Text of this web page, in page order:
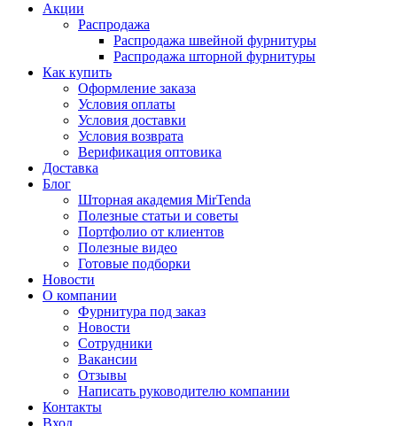
Акции
Распродажа
Распродажа швейной фурнитуры
Распродажа шторной фурнитуры
Как купить
Оформление заказа
Условия оплаты
Условия доставки
Условия возврата
Верификация оптовика
Доставка
Блог
Шторная академия MirTenda
Полезные статьи и советы
Портфолио от клиентов
Полезные видео
Готовые подборки
Новости
О компании
Фурнитура под заказ
Новости
Сотрудники
Вакансии
Отзывы
Написать руководителю компании
Контакты
Вход